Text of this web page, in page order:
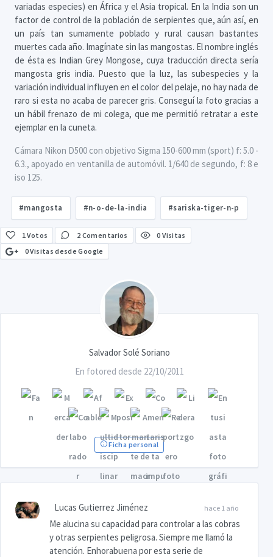
variadas especies) en África y el Asia tropical. En la India son un
factor de control de la población de serpientes que, aún así, en
un país tan sumamente poblado y rural causan bastantes
muertes cada año. Imagínate sin las mangostas. El nombre inglés
de ésta es Indian Grey Mongose, cuya traducción directa sería
mangosta gris india. Puesto que la luz, las subespecies y la
variación individual influyen en el color del pelaje, no hay nada de
raro si esta no acaba de parecer gris. Conseguí la foto gracias a
un hábil frenazo de mi colega, que me permitió retratar a este
ejemplar en la cuneta.
Cámara Nikon D500 con objetivo Sigma 150-600 mm (sport) f: 5.0 -
6.3., apoyado en ventanilla de automóvil. 1/640 de segundo, f: 8 e
iso 125.
#mangosta #n-o-de-la-india #sariska-tiger-n-p
1Votos 2 Comentarios
0 Visitas
0 Visitas desde Google
Salvador Solé Soriano
En fotored desde 22/10/2011
Ficha personal
hace 1 año
Lucas Gutierrez Jiménez
Me alucina su capacidad para controlar a las cobras
y otras serpientes peligrosa. Siempre me llamó la
atención. Enhorabuena por esta serie de